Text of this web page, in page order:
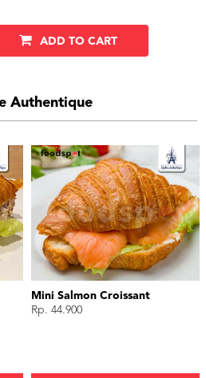
ADD TO CART
Authentique
Mini Salmon Croissant
Rp. 44.900